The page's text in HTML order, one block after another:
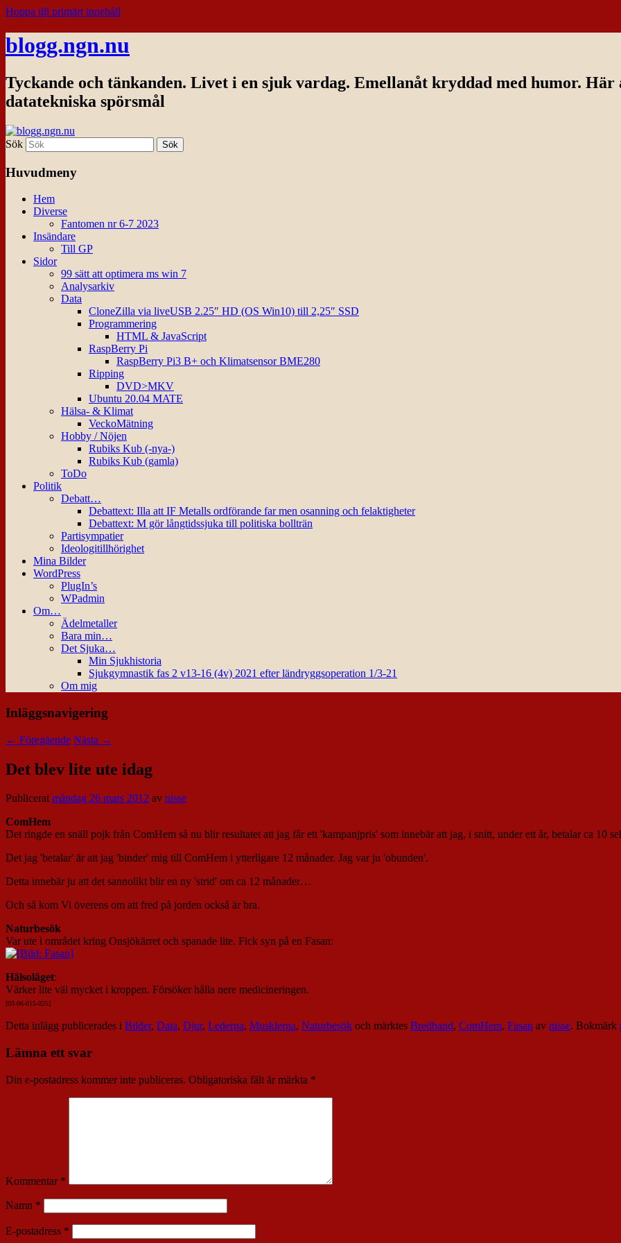
Hoppa till primärt innehåll
blogg.ngn.nu
Tyckande och tänkanden. Livet i en sjuk vardag. Emellanåt kryddad med humor. Här
datatekniska spörsmål
Sök
Huvudmeny
Hem
Diverse
Fantomen nr 6-7 2023
Insändare
Till GP
Sidor
99 sätt att optimera ms win 7
Analysarkiv
Data
CloneZilla via liveUSB 2.25″ HD (OS Win10) till 2,25″ SSD
Programmering
HTML & JavaScript
RaspBerry Pi
RaspBerry Pi3 B+ och Klimatsensor BME280
Ripping
DVD>MKV
Ubuntu 20.04 MATE
Hälsa- & Klimat
VeckoMätning
Hobby / Nöjen
Rubiks Kub (-nya-)
Rubiks Kub (gamla)
ToDo
Politik
Debatt…
Debattext: Illa att IF Metalls ordförande far men osanning och felaktigheter
Debattext: M gör långtidssjuka till politiska bollträn
Partisympatier
Ideologitillhörighet
Mina Bilder
WordPress
PlugIn’s
WPadmin
Om…
Ädelmetaller
Bara min…
Det Sjuka…
Min Sjukhistoria
Sjukgymnastik fas 2 v13-16 (4v) 2021 efter ländryggsoperation 1/3-21
Om mig
Inläggsnavigering
← Föregående Nästa →
Det blev lite ute idag
Publiceratmåndag 26 mars 2012 av nisse
ComHem
Det ringde en snäll pojk från ComHem så nu blir resultatet att jag får ett 'kampanjpris' som innebär att jag, i snitt, under ett år, betalar ca 10
Det jag 'betalar' är att jag 'binder' mig till ComHem i ytterligare 12 månader. Jag var ju 'obunden'.
Detta innebär ju att det sannolikt blir en ny 'strid' om ca 12 månader…
Och så kom Vi överens om att fred på jorden också är bra.
Naturbesök
Var ute i området kring Onsjökärret och spanade lite. Fick syn på en Fasan:
Hälsoläget:
Värker lite väl mycket i kroppen. Försöker hålla nere medicineringen.
[03-06-015-025]
Detta inlägg publicerades i Bilder, Data, Djur, Lederna, Musklerna, Naturbesök och märktes Bredband, ComHem, Fasan av nisse. Bokmärk
Lämna ett svar
Din e-postadress kommer inte publiceras. Obligatoriska fält är märkta *
Kommentar *
Namn *
E-postadress *